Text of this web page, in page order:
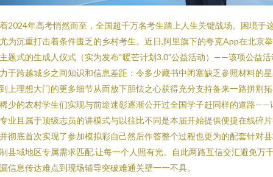
2024年高考悄然而至，全国超千万名考生踏上人生关键战场。困境于
为沉重打击着条件匮乏的乡村考生。近日,阿里旗下的夸克App在北京
题式的生成人仪式（实为发布“暖芒计划3.0”公益活动）——该项公益活
于跨越城乡之间知识和信息差距：令多少藏书中闭塞缺乏参照材料的
上理想大门的更多细节从而放下胆怯之心获得充分支持备来一路拼荆
少的农村学生们实现与前途迷彰逐渐公开过全国学子赶同样的道路——
业且属于顶级志员的讲模式与以往比不同是本届开始提供便捷在线碎
彻底首次实现了参加模拟彩自己然后作答整个过程也更为的配套针对
县域地区专属需求匹配,让每一个人照有光。自此两路互信交汇避免万
信息传达难点到现场辅导突破难通关壁一一不具。